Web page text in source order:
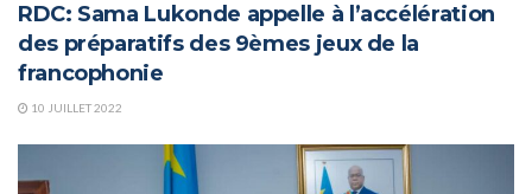
RDC: Sama Lukonde appelle à l’accélération
des préparatifs des 9èmes jeux de la
francophonie
10 JUILLET 2022